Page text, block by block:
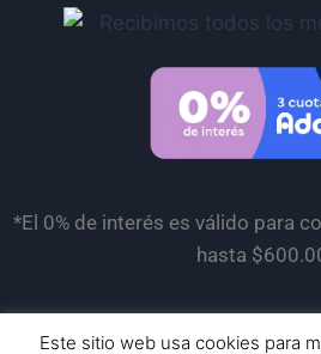
*El 0% de interés es válido para
hasta
Este sitio web usa cookies para